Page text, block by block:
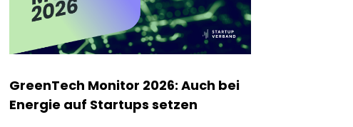
GreenTech Monitor 2026: Auch bei
Energie auf Startups setzen